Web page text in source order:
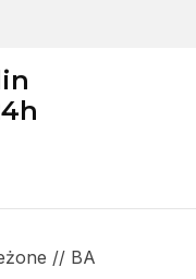
// BA